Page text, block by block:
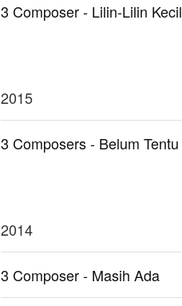
3 Composer - Lilin-Lilin Kecil
2015
3 Composers - Belum Tentu
2014
3 Composer - Masih Ada